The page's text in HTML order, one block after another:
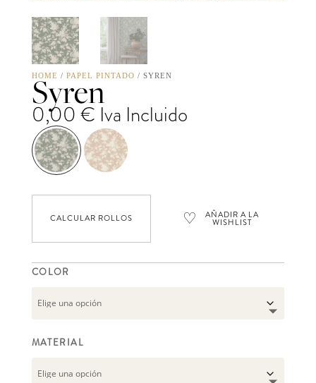
HOME / PAPEL PINTADO / SYREN
Syren
0,00 € Iva Incluido
CALCULAR ROLLOS ♡ AÑADIR A LA
WISHLIST
COLOR
MATERIAL